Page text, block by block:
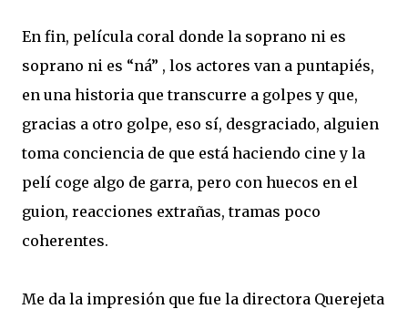
En fin, película coral donde la soprano ni es
soprano ni es “ná” , los actores van a puntapiés,
en una historia que transcurre a golpes y que,
gracias a otro golpe, eso sí, desgraciado, alguien
toma conciencia de que está haciendo cine y la
pelí coge algo de garra, pero con huecos en el
guion, reacciones extrañas, tramas poco
coherentes.
Me da la impresión que fue la directora Querejeta